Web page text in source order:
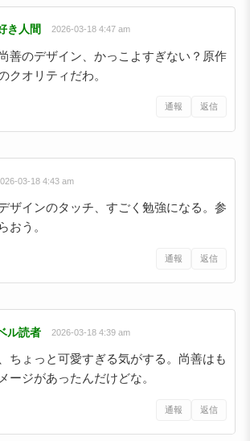
き人間 2026-03-18 4:47 am
善のデザイン、かっこよすぎない？原作
クオリティだわ。
通報 返信
03-18 4:43 am
ザインのタッチ、すごく勉強になる。参
おう。
通報 返信
ル読者 2026-03-18 4:39 am
ちょっと可愛すぎる気がする。尚善はも
ージがあったんだけどな。
通報 返信